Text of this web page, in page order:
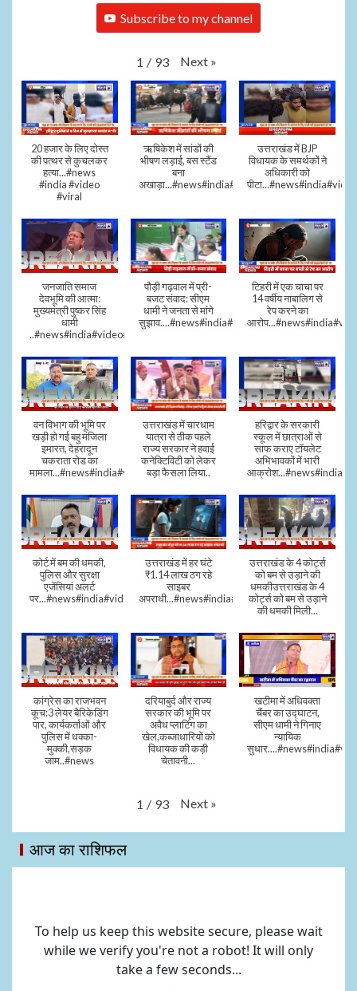
Subscribe to my channel
1 / 93 Next »
20 हजार के लिए दोस्त
की पत्थर से कुचलकर
हत्या...#news
#india #video
#viral
ऋषिकेश में सांडों की
भीषण लड़ाई, बस स्टैंड
बना
अखाड़ा...#news#india#video#viral
उत्तराखंड में BJP
विधायक के समर्थकों ने
अधिकारी को
जनजाति समाज
देवभूमि की आत्मा:
मुख्यमंत्री पुष्कर सिंह
धामी
..#news#india#video#viral
पौड़ी गढ़वाल में प्री-
बजट संवाद: सीएम
धामी ने जनता से मांगे
सुझाव....#news#india#video#viral
टिहरी में एक चाचा पर
14 वर्षीय नाबालिग से
रेप करने का
वन विभाग की भूमि पर
खड़ी हो गई बहु मंजिला
इमारत, देहरादून
चकराता रोड का
मामला...#news#india#video
उत्तराखंड में चारधाम
यात्रा से ठीक पहले
राज्य सरकार ने हवाई
कनेक्टिविटी को लेकर
बड़ा फैसला लिया..
हरिद्वार के सरकारी
स्कूल में छात्राओं से
साफ कराए टॉयलेट
अभिभावकों में भारी
आक्रोश...#news#india
कोर्ट में बम की धमकी,
पुलिस और सुरक्षा
एजेंसियां अलर्ट
पर...#news#india#video#viral
उत्तराखंड में हर घंटे
₹1.14 लाख ठग रहे
साइबर
अपराधी...#news#india#video#viral
उत्तराखंड के 4 कोर्ट्स
को बम से उड़ाने की
धमकीउत्तराखंड के 4
कोर्ट्स को बम से उड़ाने
की धमकी मिली...
कांग्रेस का राजभवन
कूच:3 लेयर बैरिकेडिंग
पार, कार्यकर्ताओं और
पुलिस में धक्का-
मुक्की,सड़क
जाम..#news
दरियाबुर्द और राज्य
सरकार की भूमि पर
अवैध प्लाटिंग का
खेल,कब्जाधारियों को
विधायक की कड़ी
चेतावनी...
खटीमा में अधिवक्ता
चैंबर का उद्घाटन,
सीएम धामी ने गिनाए
न्यायिक
1 / 93 Next »
आज का राशिफल